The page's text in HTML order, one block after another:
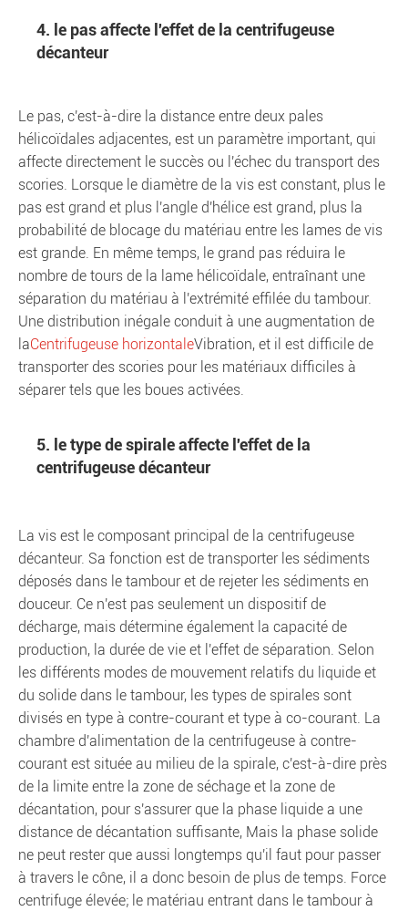
4. le pas affecte l'effet de la centrifugeuse
décanteur
Le pas, c'est-à-dire la distance entre deux pales
hélicoïdales adjacentes, est un paramètre important, qui
affecte directement le succès ou l'échec du transport des
scories. Lorsque le diamètre de la vis est constant, plus le
pas est grand et plus l'angle d'hélice est grand, plus la
probabilité de blocage du matériau entre les lames de vis
est grande. En même temps, le grand pas réduira le
nombre de tours de la lame hélicoïdale, entraînant une
séparation du matériau à l'extrémité effilée du tambour.
Une distribution inégale conduit à une augmentation de
laCentrifugeuse horizontaleVibration, et il est difficile de
transporter des scories pour les matériaux difficiles à
séparer tels que les boues activées.
5. le type de spirale affecte l'effet de la
centrifugeuse décanteur
La vis est le composant principal de la centrifugeuse
décanteur. Sa fonction est de transporter les sédiments
déposés dans le tambour et de rejeter les sédiments en
douceur. Ce n'est pas seulement un dispositif de
décharge, mais détermine également la capacité de
production, la durée de vie et l'effet de séparation. Selon
les différents modes de mouvement relatifs du liquide et
du solide dans le tambour, les types de spirales sont
divisés en type à contre-courant et type à co-courant. La
chambre d'alimentation de la centrifugeuse à contre-
courant est située au milieu de la spirale, c'est-à-dire près
de la limite entre la zone de séchage et la zone de
décantation, pour s'assurer que la phase liquide a une
distance de décantation suffisante, Mais la phase solide
ne peut rester que aussi longtemps qu'il faut pour passer
à travers le cône, il a donc besoin de plus de temps. Force
centrifuge élevée; le matériau entrant dans le tambour à